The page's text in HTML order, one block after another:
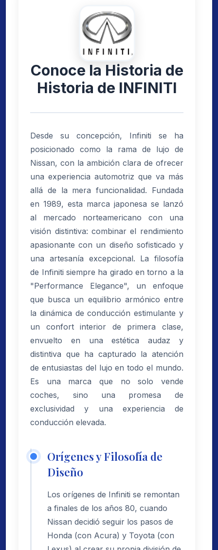
Conoce la Historia de
Historia de INFINITI
Desde su concepción, Infiniti se ha
posicionado como la rama de lujo de
Nissan, con la ambición clara de ofrecer
una experiencia automotriz que va más
allá de la mera funcionalidad. Fundada
en 1989, esta marca japonesa se lanzó
al mercado norteamericano con una
visión distintiva: combinar el rendimiento
apasionante con un diseño sofisticado y
una artesanía excepcional. La filosofía
de Infiniti siempre ha girado en torno a la
"Performance Elegance", un enfoque
que busca un equilibrio armónico entre
la dinámica de conducción estimulante y
un confort interior de primera clase,
envuelto en una estética audaz y
distintiva que ha capturado la atención
de entusiastas del lujo en todo el mundo.
Es una marca que no solo vende
coches, sino una promesa de
exclusividad y una experiencia de
conducción elevada.
Orígenes y Filosofía de
Diseño
Los orígenes de Infiniti se remontan
a finales de los años 80, cuando
Nissan decidió seguir los pasos de
Honda (con Acura) y Toyota (con